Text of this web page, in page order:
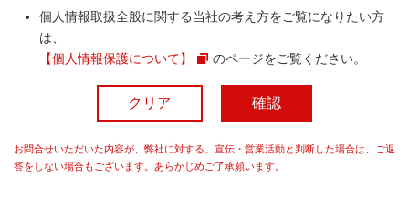
個人情報取扱全般に関する当社の考え方をご覧になりたい方
は、
【個人情報保護について】
のページをご覧ください。
お問合せいただいた内容が、弊社に対する、宣伝・営業活動と判断した場合は、ご返
答をしない場合もございます。あらかじめご了承願います。